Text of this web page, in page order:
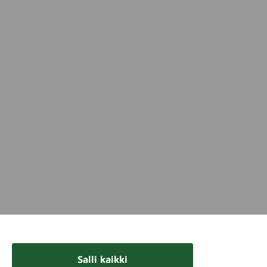
Salli kaikki